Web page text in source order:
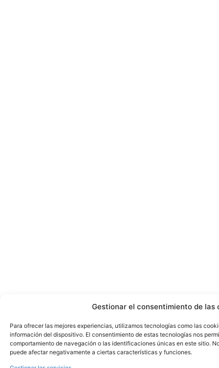
Gestionar el consentimiento de las
Para ofrecer las mejores experiencias, utilizamos tecnologías como las
información del dispositivo. El consentimiento de estas tecnologías nos
comportamiento de navegación o las identificaciones únicas en este sitio.
puede afectar negativamente a ciertas características y funciones.